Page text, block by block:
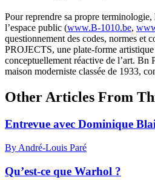
Pour reprendre sa propre terminologie,
l’espace public (www.B-1010.be,
questionnement des codes, normes et
PROJECTS, une plate-forme
conceptuellement réactive de l’art.
maison moderniste classée de 1933,
Other Articles From
Entrevue avec Dominique
By André-Louis Paré
Qu’est-ce que Warhol ?